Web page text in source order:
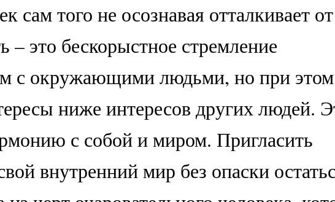
сам того не осознавая отталкивает от
– это бескорыстное стремление
с окружающими людьми, но при
ниже интересов других людей.
с собой и миром. Пригласить
внутренний мир без опаски